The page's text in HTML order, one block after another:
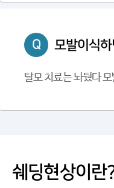
Q 모발이식
탈모 치료는 놔뒀다
쉐딩현상이란